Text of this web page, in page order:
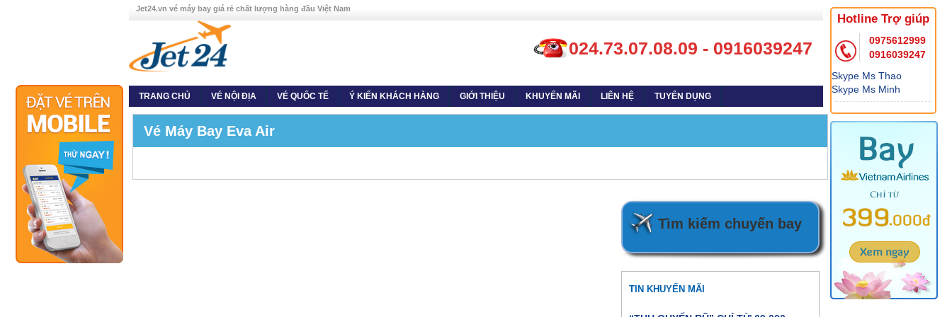
Jet24.vn vé máy bay giá rẻ chất lượng hàng đầu Việt Nam
024.73.07.08.09 - 0916039247
TRANG CHỦ VÉ NỘI ĐỊA VÉ QUỐC TẾ Ý KIẾN KHÁCH HÀNG GIỚI THIỆU KHUYẾN MÃI LIÊN HỆ TUYỂN DỤNG
Hotline Trợ giúp
0975612999
0916039247
Skype Ms Thao
Skype Ms Minh
Vé Máy Bay Eva Air
Tìm kiếm chuyến bay
TIN KHUYẾN MÃI